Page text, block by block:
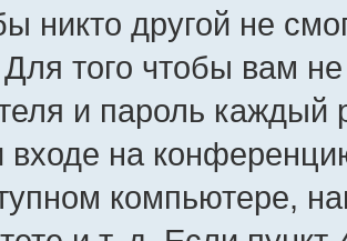
никто другой не
того чтобы вам
и пароль
входе на
компьютере,